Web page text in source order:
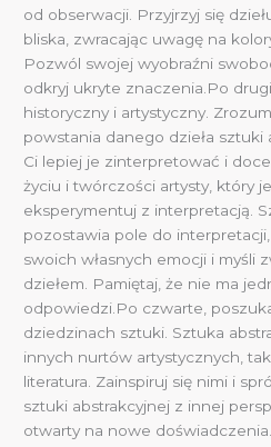
od obserwacji. Przyjrzyj się
bliska, zwracając uwagę na
Pozwól swojej wyobraźni
odkryj ukryte znaczenia.Po
historyczny i artystyczny.
powstania danego dzieła
Ci lepiej je zinterpretować i
życiu i twórczości artysty, który
eksperymentuj z interpretacją.
pozostawia pole do
swoich własnych emocji i myśli
dziełem. Pamiętaj, że nie ma
odpowiedzi.Po czwarte,
dziedzinach sztuki. Sztuka
innych nurtów artystycznych,
literatura. Zainspiruj się nimi i
sztuki abstrakcyjnej z innej
otwarty na nowe